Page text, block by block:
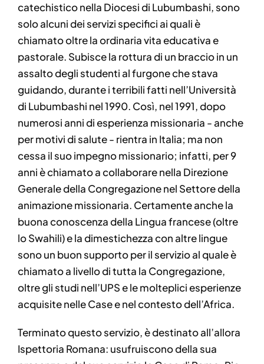
catechistico nella Diocesi di Lubumbashi, sono
solo alcuni dei servizi specifici ai quali è
chiamato oltre la ordinaria vita educativa e
pastorale. Subisce la rottura di un braccio in un
assalto degli studenti al furgone che stava
guidando, durante i terribili fatti nell’Università
di Lubumbashi nel 1990. Così, nel 1991, dopo
numerosi anni di esperienza missionaria - anche
per motivi di salute - rientra in Italia; ma non
cessa il suo impegno missionario; infatti, per 9
anni è chiamato a collaborare nella Direzione
Generale della Congregazione nel Settore della
animazione missionaria. Certamente anche la
buona conoscenza della Lingua francese (oltre
lo Swahili) e la dimestichezza con altre lingue
sono un buon supporto per il servizio al quale è
chiamato a livello di tutta la Congregazione,
oltre gli studi nell’UPS e le molteplici esperienze
acquisite nelle Case e nel contesto dell’Africa.
Terminato questo servizio, è destinato all’allora
Ispettoria Romana: usufruiscono della sua